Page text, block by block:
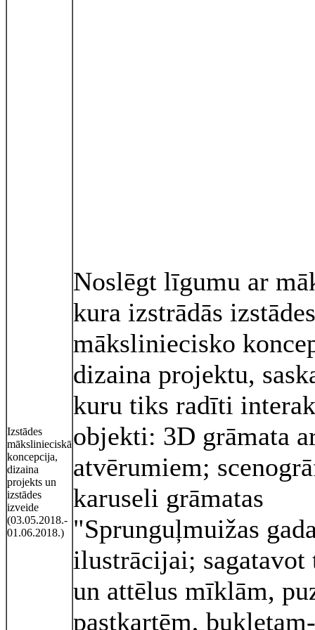
Izstādes
mākslinieciskā
koncepcija,
dizaina
projekts un
izstādes
izveide
(03.05.2018.-
01.06.2018.)
Noslēgt līgumu ar
kura izstrādās izstādes
māksliniecisko
dizaina projektu,
kuru tiks radīti
objekti: 3D grāmata
atvērumiem;
karuseli grāmatas
"Sprunguļmuižas
ilustrācijai; sagatavot
un attēlus mīklām,
pastkartēm,